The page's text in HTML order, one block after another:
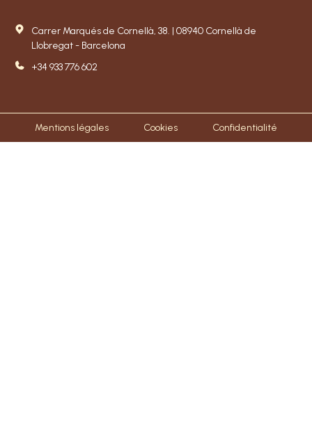
Carrer Marqués de Cornellà, 38. | 08940 Cornellà de
Llobregat - Barcelona
+34 933 776 602
Mentions légales Cookies Confidentialité